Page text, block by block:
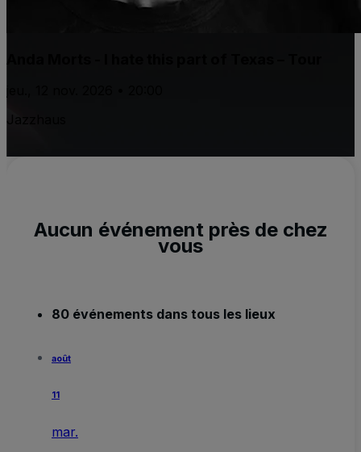
Anda Morts - I hate this part of Texas – Tour
Aucun événement près de chez
vous
80 événements dans tous les lieux
août
11
mar.